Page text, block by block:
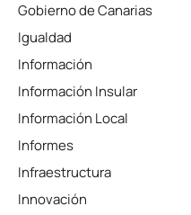
Gobierno de Canarias
Igualdad
Información
Información Insular
Información Local
Informes
Infraestructura
Innovación